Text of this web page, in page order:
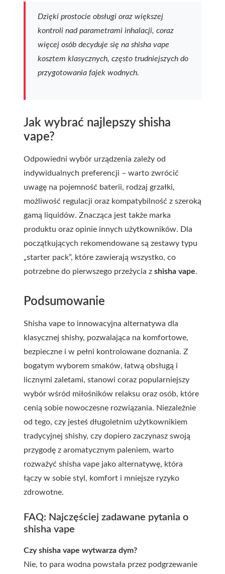
Dzięki prostocie obsługi oraz większej
kontroli nad parametrami inhalacji, coraz
więcej osób decyduje się na shisha vape
kosztem klasycznych, często trudniejszych do
przygotowania fajek wodnych.
Jak wybrać najlepszy shisha
vape?
Odpowiedni wybór urządzenia zależy od
indywidualnych preferencji – warto zwrócić
uwagę na pojemność baterii, rodzaj grzałki,
możliwość regulacji oraz kompatybilność z szeroką
gamą liquidów. Znacząca jest także marka
produktu oraz opinie innych użytkowników. Dla
początkujących rekomendowane są zestawy typu
„starter pack”, które zawierają wszystko, co
potrzebne do pierwszego przeżycia z shisha vape.
Podsumowanie
Shisha vape to innowacyjna alternatywa dla
klasycznej shishy, pozwalająca na komfortowe,
bezpieczne i w pełni kontrolowane doznania. Z
bogatym wyborem smaków, łatwą obsługą i
licznymi zaletami, stanowi coraz popularniejszy
wybór wśród miłośników relaksu oraz osób, które
cenią sobie nowoczesne rozwiązania. Niezależnie
od tego, czy jesteś długoletnim użytkownikiem
tradycyjnej shishy, czy dopiero zaczynasz swoją
przygodę z aromatycznym paleniem, warto
rozważyć shisha vape jako alternatywę, która
łączy w sobie styl, komfort i mniejsze ryzyko
zdrowotne.
FAQ: Najczęściej zadawane pytania o
shisha vape
Czy shisha vape wytwarza dym?
Nie, to para wodna powstała przez podgrzewanie